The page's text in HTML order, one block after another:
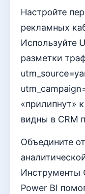
Настройте
рекламных
Используйте
разметки
«прилипнут»
видны в CRM
Объедините
Инструменты
Power BI